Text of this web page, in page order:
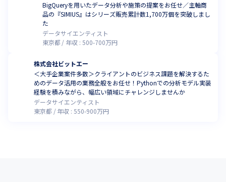
BigQueryを用いたデータ分析や施策の提案をお任せ／主軸商
品の『SIMIUS』はシリーズ販売累計数1,700万個を突破しまし
た
データサイエンティスト
東京都
年収 : 500-700万円
株式会社ビットエー
＜大手企業案件多数＞クライアントのビジネス課題を解決するた
めのデータ活用の業務全般をお任せ！Pythonでの分析モデル実装
経験を積みながら、幅広い領域にチャレンジしませんか
データサイエンティスト
東京都
年収 :550-900万円